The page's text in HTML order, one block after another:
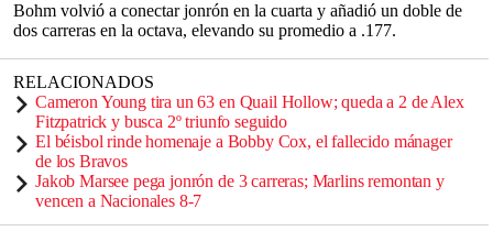
Bohm volvió a conectar jonrón en la cuarta y añadió un doble de
dos carreras en la octava, elevando su promedio a .177.
RELACIONADOS
Cameron Young tira un 63 en Quail Hollow; queda a 2 de Alex
Fitzpatrick y busca 2º triunfo seguido
El béisbol rinde homenaje a Bobby Cox, el fallecido mánager
de los Bravos
Jakob Marsee pega jonrón de 3 carreras; Marlins remontan y
vencen a Nacionales 8-7